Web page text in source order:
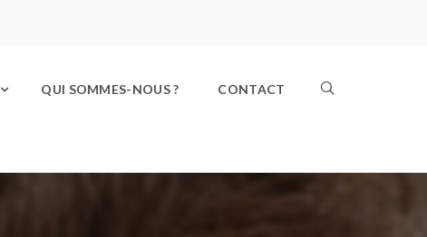
QUI SOMMES-NOUS ? CONTACT